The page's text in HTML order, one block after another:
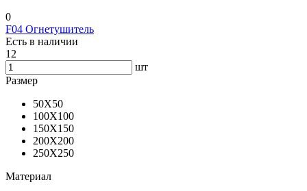
0
F04 Огнетушитель
Есть в наличии
12
шт
Размер
50X50
100X100
150X150
200X200
250X250
Материал